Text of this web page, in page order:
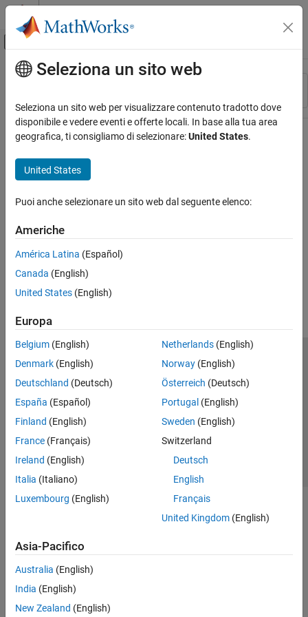
Vai al contenuto
Attiva/disattiva menu di navigazione
Risorsa
Stato
Contenuto principale
Seleziona un sito web
Seleziona un sito web per visualizzare contenuto tradotto dove
disponibile e vedere eventi e offerte locali. In base alla tua area
geografica, ti consigliamo di selezionare:United States.
United States
Puoi anche selezionare un sito web dal seguente elenco:
Americhe
América Latina (Español)
Canada (English)
United States (English)
Europa
Belgium (English)
Denmark (English)
Deutschland (Deutsch)
España (Español)
Finland (English)
France (Français)
Ireland (English)
Italia (Italiano)
Luxembourg (English)
Netherlands(English)
Norway(English)
Österreich (Deutsch)
Portugal (English)
Sweden (English)
Switzerland
Deutsch
English
Français
United Kingdom(English)
Asia-Pacifico
Australia (English)
India (English)
New Zealand (English)
Centro di fiducia
Informativa sulla privacy
Antipirateria
Stato dell'applicazione
Contatti
© 1994-2026 The MathWorks, Inc.